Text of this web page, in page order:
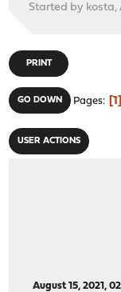
Started by kosta,
PRINT
GO DOWN Pages 1
USER ACTIONS
August 15, 2021,